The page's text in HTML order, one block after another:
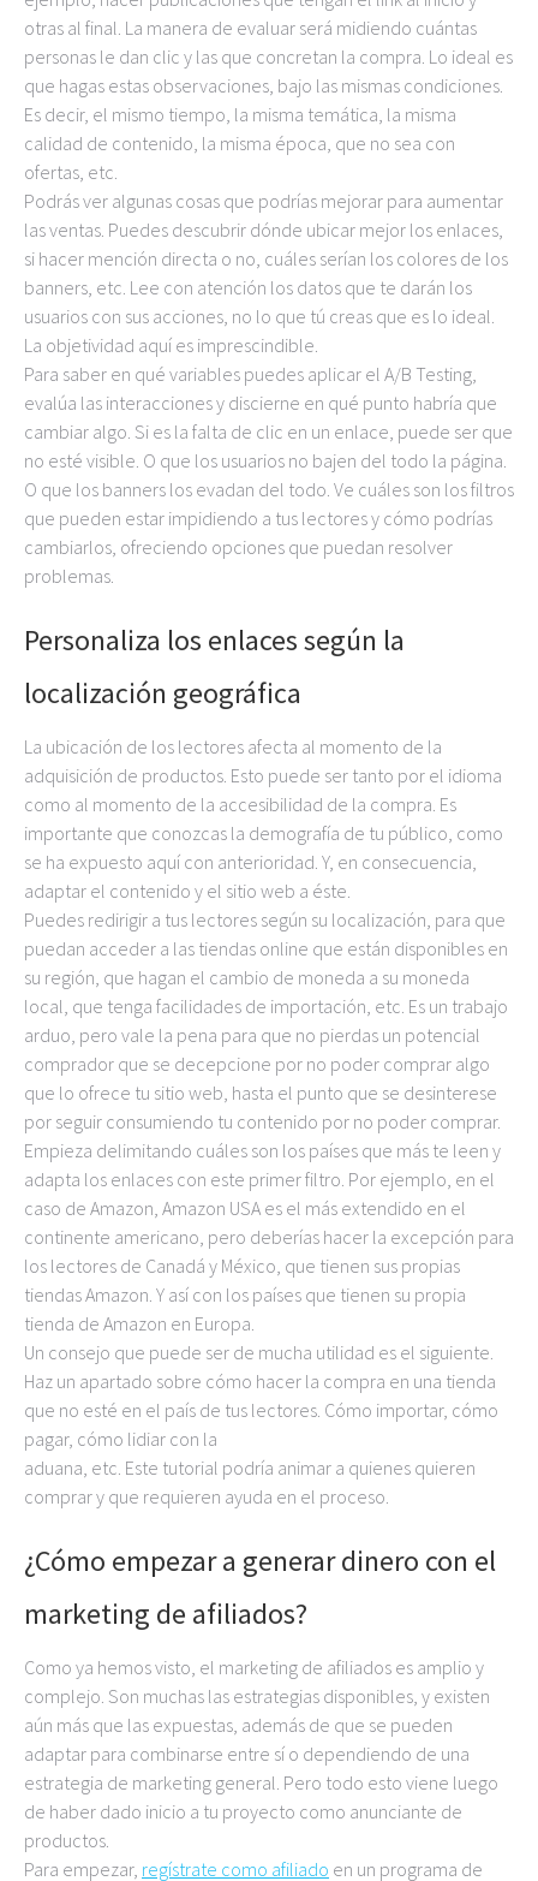
otras al final. La manera de evaluar será midiendo cuántas
personas le dan clic y las que concretan la compra. Lo ideal es
que hagas estas observaciones, bajo las mismas condiciones.
Es decir, el mismo tiempo, la misma temática, la misma
calidad de contenido, la misma época, que no sea con
ofertas, etc.
Podrás ver algunas cosas que podrías mejorar para aumentar
las ventas. Puedes descubrir dónde ubicar mejor los enlaces,
si hacer mención directa o no, cuáles serían los colores de los
banners, etc. Lee con atención los datos que te darán los
usuarios con sus acciones, no lo que tú creas que es lo ideal.
La objetividad aquí es imprescindible.
Para saber en qué variables puedes aplicar el A/B Testing,
evalúa las interacciones y discierne en qué punto habría que
cambiar algo. Si es la falta de clic en un enlace, puede ser que
no esté visible. O que los usuarios no bajen del todo la página.
O que los banners los evadan del todo. Ve cuáles son los filtros
que pueden estar impidiendo a tus lectores y cómo podrías
cambiarlos, ofreciendo opciones que puedan resolver
problemas.
Personaliza los enlaces según la
localización geográfica
La ubicación de los lectores afecta al momento de la
adquisición de productos. Esto puede ser tanto por el idioma
como al momento de la accesibilidad de la compra. Es
importante que conozcas la demografía de tu público, como
se ha expuesto aquí con anterioridad. Y, en consecuencia,
adaptar el contenido y el sitio web a éste.
Puedes redirigir a tus lectores según su localización, para que
puedan acceder a las tiendas online que están disponibles en
su región, que hagan el cambio de moneda a su moneda
local, que tenga facilidades de importación, etc. Es un trabajo
arduo, pero vale la pena para que no pierdas un potencial
comprador que se decepcione por no poder comprar algo
que lo ofrece tu sitio web, hasta el punto que se desinterese
por seguir consumiendo tu contenido por no poder comprar.
Empieza delimitando cuáles son los países que más te leen y
adapta los enlaces con este primer filtro. Por ejemplo, en el
caso de Amazon, Amazon USA es el más extendido en el
continente americano, pero deberías hacer la excepción para
los lectores de Canadá y México, que tienen sus propias
tiendas Amazon. Y así con los países que tienen su propia
tienda de Amazon en Europa.
Un consejo que puede ser de mucha utilidad es el siguiente.
Haz un apartado sobre cómo hacer la compra en una tienda
que no esté en el país de tus lectores. Cómo importar, cómo
pagar, cómo lidiar con la
aduana, etc. Este tutorial podría animar a quienes quieren
comprar y que requieren ayuda en el proceso.
¿Cómo empezar a generar dinero con el
marketing de afiliados?
Como ya hemos visto, el marketing de afiliados es amplio y
complejo. Son muchas las estrategias disponibles, y existen
aún más que las expuestas, además de que se pueden
adaptar para combinarse entre sí o dependiendo de una
estrategia de marketing general. Pero todo esto viene luego
de haber dado inicio a tu proyecto como anunciante de
productos.
Para empezar, regístrate como afiliado en un programa de